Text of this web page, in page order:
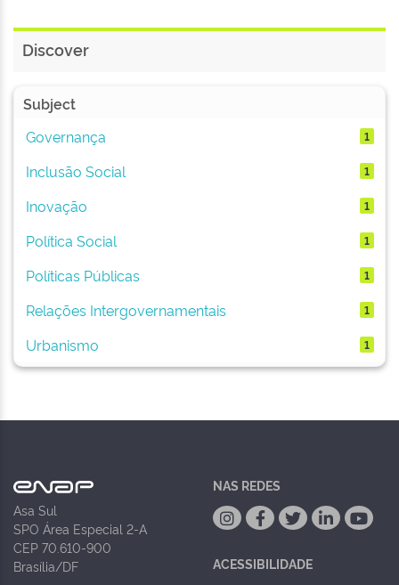
Discover
Subject
Governança
1
Inclusão Social 1
Inovação 1
Política Social 1
Políticas Públicas 1
Relações Intergovernamentais 1
Urbanismo 1
Asa Sul
SPO Área Especial 2-A
CEP 70.610-900
Brasília/DF
NAS REDES
ACESSIBILIDADE